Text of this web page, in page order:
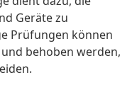
Geräte zu
Prüfungen können
behoben werden,